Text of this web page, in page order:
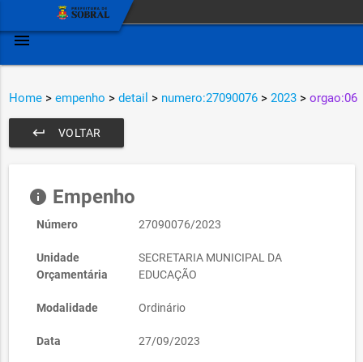
menu
Home > empenho > detail > numero:27090076 > 2023 > orgao:06
VOLTAR
keyboard_return
info Empenho
Número 27090076/2023
Unidade
Orçamentária
SECRETARIA MUNICIPAL DA
EDUCAÇÃO
Modalidade Ordinário
Data 27/09/2023